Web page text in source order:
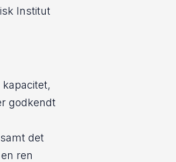
Institut
godkendt
det
ren